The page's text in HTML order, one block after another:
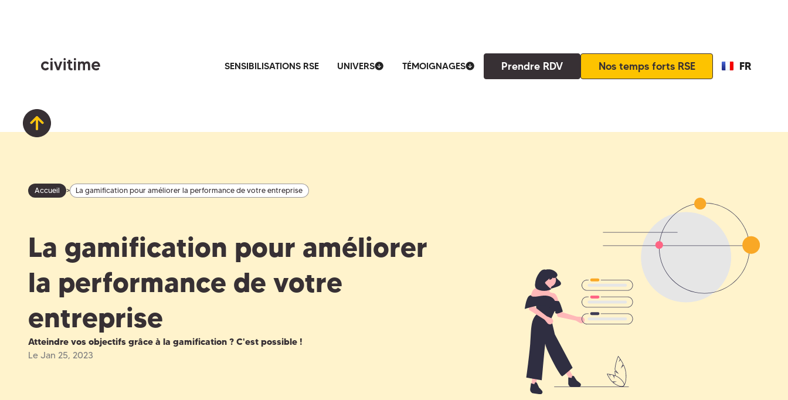
SENSIBILISATIONS RSE UNIVERS TÉMOIGNAGES Prendre RDV Nos temps forts RSE FR
Accueil > La gamification pour améliorer la performance de votre entreprise
La gamification pour améliorer
la performance de votre
entreprise
Atteindre vos objectifs grâce à la gamification ? C'est possible !
Le Jan 25, 2023